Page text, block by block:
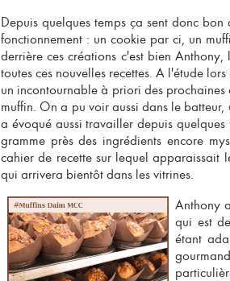
Depuis quelques temps ça sent donc
fonctionnement : un cookie par ci, un
derrière ces créations c'est bien
toutes ces nouvelles recettes. A l'étude
un incontournable à priori des
muffin. On a pu voir aussi dans le
a évoqué aussi travailler depuis
gramme près des ingrédients encore
cahier de recette sur lequel apparaissait
qui arrivera bientôt dans les vitrines.
Anthony
qui est
étant